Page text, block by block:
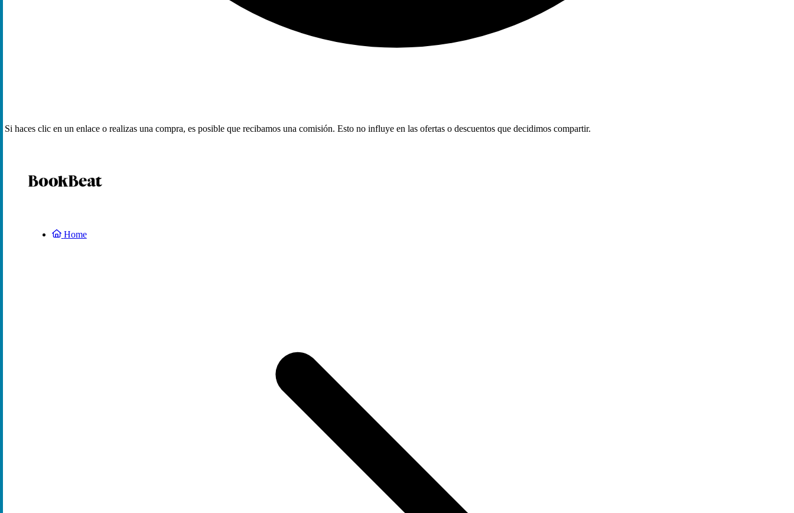
Si haces clic en un enlace o realizas una compra, es posible que recibamos una comisión. Esto no influye en las ofertas o descuentos que decidimos compartir.
Home